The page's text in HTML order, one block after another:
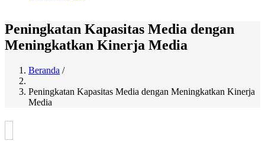
Peningkatan Kapasitas Media dengan
Meningkatkan Kinerja Media
Breadcrumb
Beranda /
Peningkatan Kapasitas Media dengan Meningkatkan Kinerja
Media